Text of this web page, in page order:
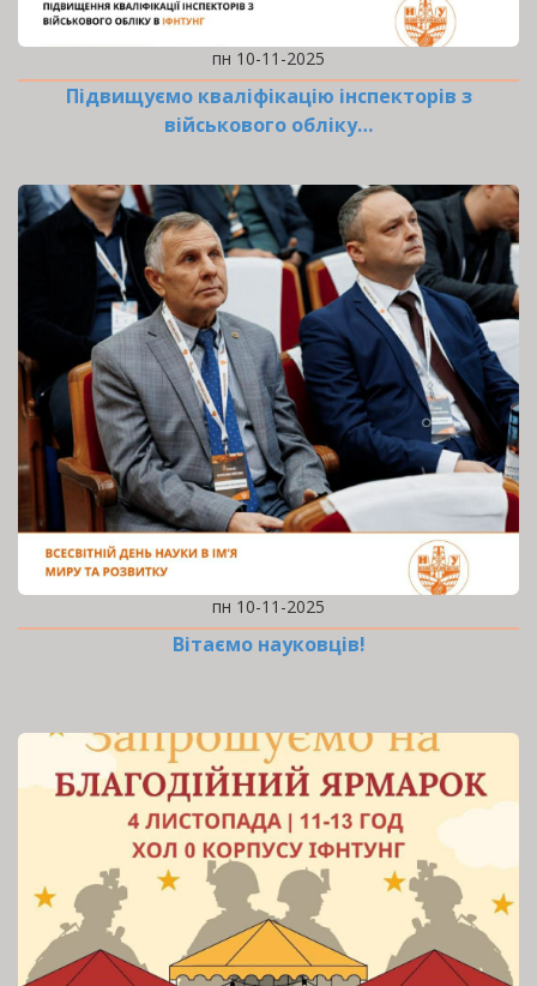
пн 10-11-2025
Підвищуємо кваліфікацію інспекторів з
військового обліку…
пн 10-11-2025
Вітаємо науковців!